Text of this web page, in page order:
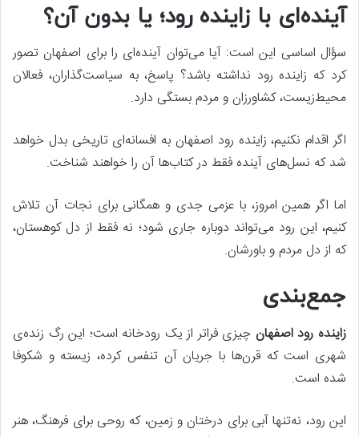
آینده‌ای با زاینده رود؛ یا بدون آن؟
سؤال اساسی این است: آیا می‌توان آینده‌ای را برای اصفهان تصور
کرد که زاینده رود نداشته باشد؟ پاسخ، به سیاست‌گذاران، فعالان
محیط‌زیست، کشاورزان و مردم بستگی دارد.
اگر اقدام نکنیم، زاینده رود اصفهان به افسانه‌ای تاریخی بدل خواهد
شد که نسل‌های آینده فقط در کتاب‌ها آن را خواهند شناخت.
اما اگر همین امروز، با عزمی جدی و همگانی برای نجات آن تلاش
کنیم، این رود می‌تواند دوباره جاری شود؛ نه فقط از دل کوهستان،
که از دل مردم و باورشان.
جمع‌بندی
زاینده رود اصفهان چیزی فراتر از یک رودخانه است؛ این رگ زنده‌ی
شهری است که قرن‌ها با جریان آن تنفس کرده، زیسته و شکوفا
شده است.
این رود، نه‌تنها آبی برای درختان و زمین، که روحی برای فرهنگ، هنر